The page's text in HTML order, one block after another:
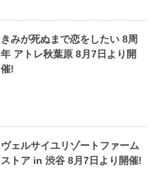
きみが死ぬまで恋をしたい 8周
年 アトレ秋葉原 8月7日より開
催!
ヴェルサイユリゾートファーム
ストア in 渋谷 8月7日より開催!